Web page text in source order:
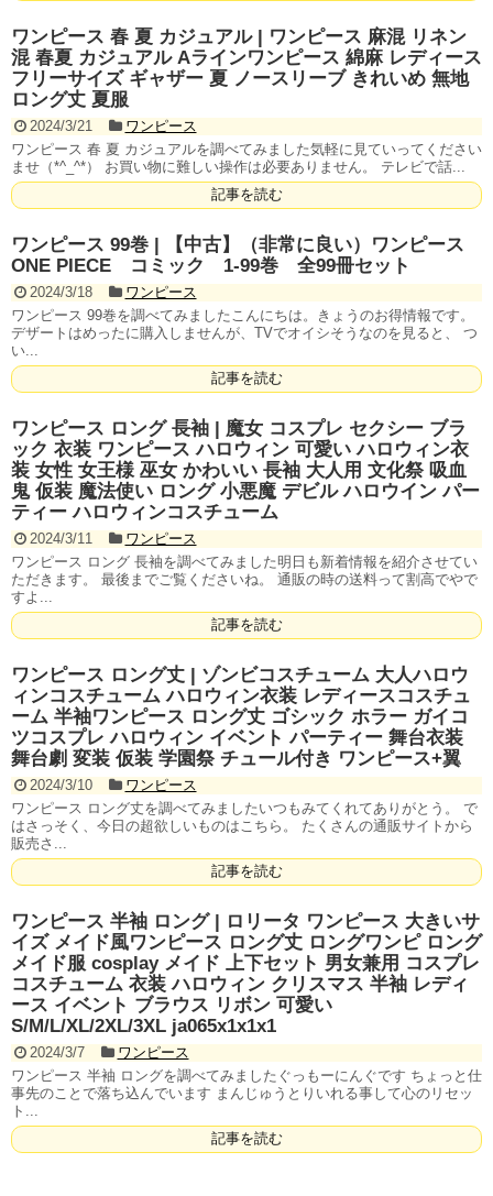
ワンピース 春 夏 カジュアル | ワンピース 麻混 リネン
混 春夏 カジュアル Aラインワンピース 綿麻 レディース
フリーサイズ ギャザー 夏 ノースリーブ きれいめ 無地
ロング丈 夏服
2024/3/21
ワンピース
ワンピース 春 夏 カジュアルを調べてみました気軽に見ていってください
ませ（*^_^*） お買い物に難しい操作は必要ありません。 テレビで話...
記事を読む
ワンピース 99巻 | 【中古】（非常に良い）ワンピース
ONE PIECE コミック 1-99巻 全99冊セット
2024/3/18
ワンピース
ワンピース 99巻を調べてみましたこんにちは。きょうのお得情報です。
デザートはめったに購入しませんが、TVでオイシそうなのを見ると、 つ
い...
記事を読む
ワンピース ロング 長袖 | 魔女 コスプレ セクシー ブラ
ック 衣装 ワンピース ハロウィン 可愛い ハロウィン衣
装 女性 女王様 巫女 かわいい 長袖 大人用 文化祭 吸血
鬼 仮装 魔法使い ロング 小悪魔 デビル ハロウイン パー
ティー ハロウィンコスチューム
2024/3/11
ワンピース
ワンピース ロング 長袖を調べてみました明日も新着情報を紹介させてい
ただきます。 最後までご覧くださいね。 通販の時の送料って割高でやで
すよ...
記事を読む
ワンピース ロング丈 | ゾンビコスチューム 大人ハロウ
ィンコスチューム ハロウィン衣装 レディースコスチュ
ーム 半袖ワンピース ロング丈 ゴシック ホラー ガイコ
ツコスプレ ハロウィン イベント パーティー 舞台衣装
舞台劇 変装 仮装 学園祭 チュール付き ワンピース+翼
2024/3/10
ワンピース
ワンピース ロング丈を調べてみましたいつもみてくれてありがとう。 で
はさっそく、今日の超欲しいものはこちら。 たくさんの通販サイトから
販売さ...
記事を読む
ワンピース 半袖 ロング | ロリータ ワンピース 大きいサ
イズ メイド風ワンピース ロング丈 ロングワンピ ロング
メイド服 cosplay メイド 上下セット 男女兼用 コスプレ
コスチューム 衣装 ハロウィン クリスマス 半袖 レディ
ース イベント ブラウス リボン 可愛い
S/M/L/XL/2XL/3XL ja065x1x1x1
2024/3/7
ワンピース
ワンピース 半袖 ロングを調べてみましたぐっもーにんぐです ちょっと仕
事先のことで落ち込んでいます まんじゅうとりいれる事して心のリセッ
ト...
記事を読む